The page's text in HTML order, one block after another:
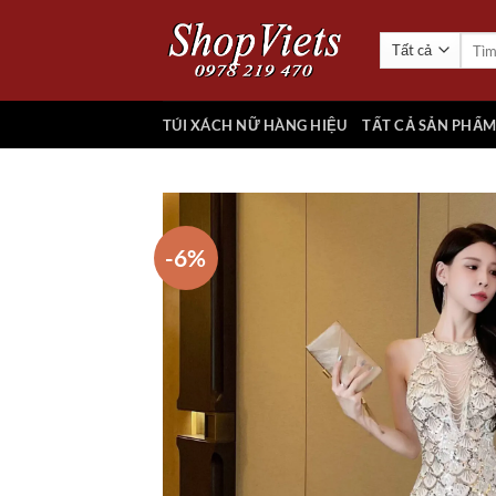
dung
TÚI XÁCH NỮ HÀNG HIỆU TẤT CẢ SẢN PHẨM
-6%